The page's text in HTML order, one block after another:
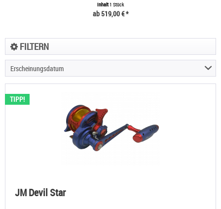
Inhalt1 Stück
ab 519,00 € *
FILTERN
Erscheinungsdatum
TIPP!
JM Devil Star